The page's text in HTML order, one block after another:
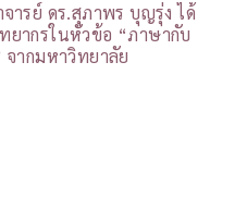
ารย์ ดร.สุภาพร บุญรุ่ง ได้
ยากรในหัวข้อ “ภาษากับ
จากมหาวิทยาลัย